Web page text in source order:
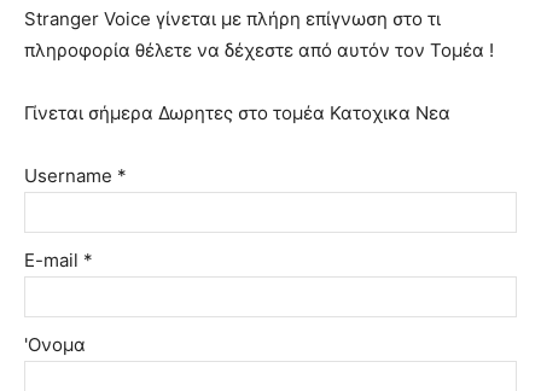
Stranger Voice γίνεται με πλήρη επίγνωση στο τι
πληροφορία θέλετε να δέχεστε από αυτόν τον Τομέα !
Γίνεται σήμερα Δωρητες στο τομέα Κατοχικα Νεα
Username *
E-mail *
'Ονομα